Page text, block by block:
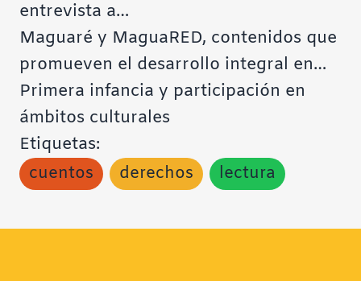
entrevista a…
Maguaré y MaguaRED, contenidos que
promueven el desarrollo integral en…
Primera infancia y participación en
ámbitos culturales
Etiquetas:
cuentos
derechos lectura